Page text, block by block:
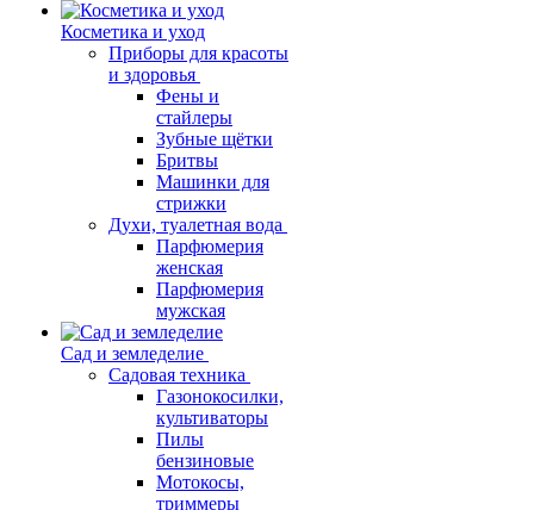
Косметика и уход
Приборы для красоты
и здоровья
Фены и
стайлеры
Зубные щётки
Бритвы
Машинки для
стрижки
Духи, туалетная вода
Парфюмерия
женская
Парфюмерия
мужская
Сад и земледелие
Садовая техника
Газонокосилки,
культиваторы
Пилы
бензиновые
Мотокосы,
триммеры